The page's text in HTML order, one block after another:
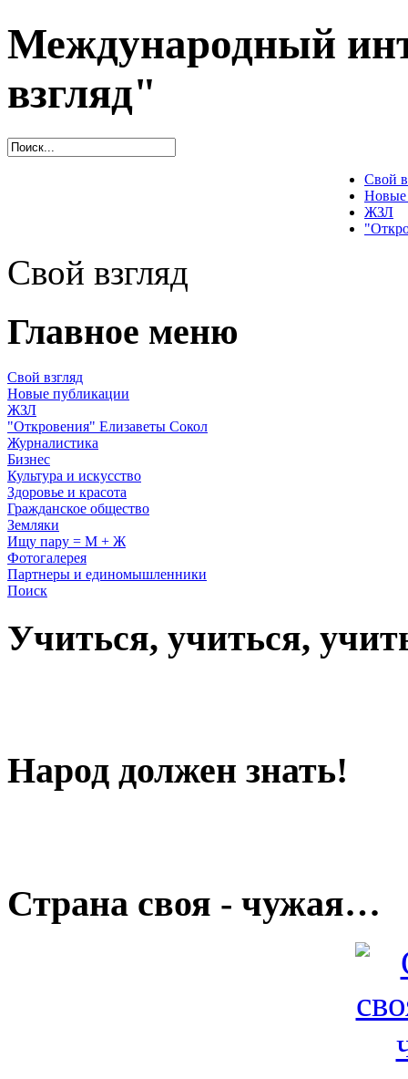
Международный
взгляд"
Свой
Новые
ЖЗЛ
Свой взгляд
Главное меню
Свой взгляд
Новые публикации
ЖЗЛ
"Откровения" Елизаветы Сокол
Журналистика
Бизнес
Культура и искусство
Здоровье и красота
Гражданское общество
Земляки
Ищу пару = М + Ж
Фотогалерея
Партнеры и единомышленники
Поиск
Учиться, учиться,
Народ должен знать!
Страна своя - чужая…